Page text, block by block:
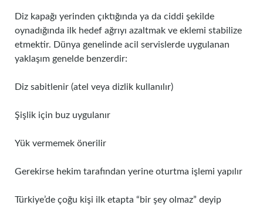
Diz kapağı yerinden çıktığında ya da ciddi şekilde
oynadığında ilk hedef ağrıyı azaltmak ve eklemi stabilize
etmektir. Dünya genelinde acil servislerde uygulanan
yaklaşım genelde benzerdir:
Diz sabitlenir (atel veya dizlik kullanılır)
Şişlik için buz uygulanır
Yük vermemek önerilir
Gerekirse hekim tarafından yerine oturtma işlemi yapılır
Türkiye’de çoğu kişi ilk etapta “bir şey olmaz” deyip